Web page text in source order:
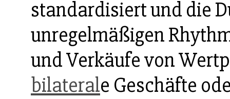
standardisiert und die
unregelmäßigen
und Verkäufe von
bilaterale Geschäfte